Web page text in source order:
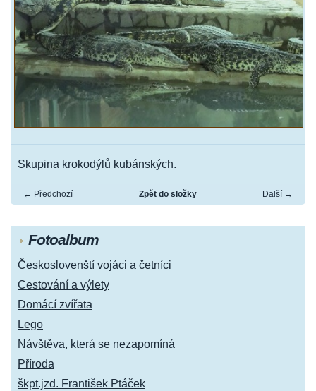
Skupina krokodýlů kubánských.
← Předchozí Další →
Zpět do složky
Fotoalbum
Českoslovenští vojáci a četníci
Cestování a výlety
Domácí zvířata
Lego
Návštěva, která se nezapomíná
Příroda
škpt.jzd. František Ptáček